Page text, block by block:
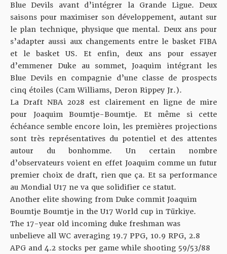
Blue Devils avant d’intégrer la Grande Ligue. Deux
saisons pour maximiser son développement, autant sur
le plan technique, physique que mental. Deux ans pour
s’adapter aussi aux changements entre le basket FIBA
et le basket US. Et enfin, deux ans pour essayer
d’emmener Duke au sommet, Joaquim intégrant les
Blue Devils en compagnie d’une classe de prospects
cinq étoiles (Cam Williams, Deron Rippey Jr.).
La Draft NBA 2028 est clairement en ligne de mire
pour Joaquim Boumtje-Boumtje. Et même si cette
échéance semble encore loin, les premières projections
sont très représentatives du potentiel et des attentes
autour du bonhomme. Un certain nombre
d’observateurs voient en effet Joaquim comme un futur
premier choix de draft, rien que ça. Et sa performance
au Mondial U17 ne va que solidifier ce statut.
Another elite showing from Duke commit Joaquim
Boumtje Boumtje in the U17 World cup in Türkiye.
The 17-year old incoming duke freshman was
unbelieve all WC averaging 19.7 PPG, 10.9 RPG, 2.8
APG and 4.2 stocks per game while shooting 59/53/88